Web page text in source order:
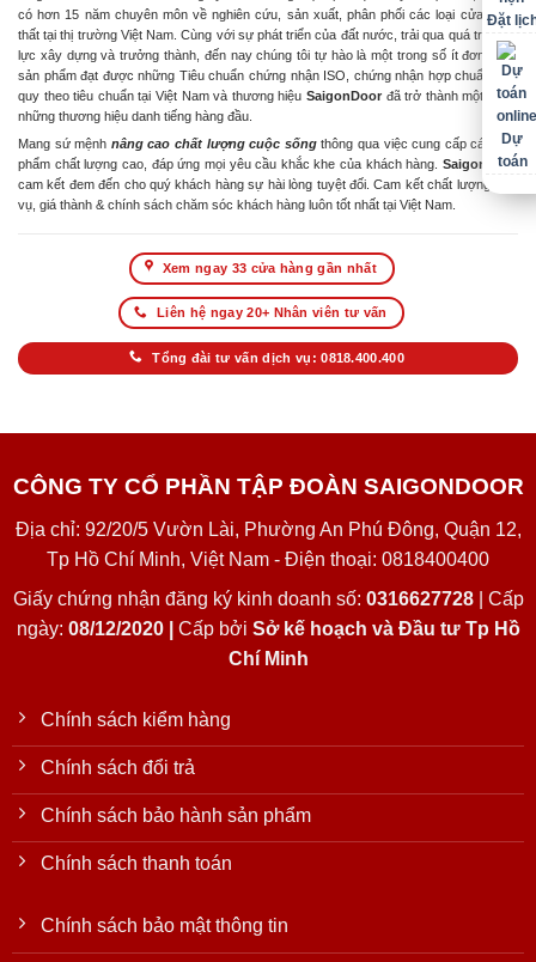
có hơn 15 năm chuyên môn về nghiên cứu, sản xuất, phân phối các loại cửa & nội
thất tại thị trường Việt Nam. Cùng với sự phát triển của đất nước, trải qua quá trình nỗ
lực xây dựng và trưởng thành, đến nay chúng tôi tự hào là một trong số ít đơn vị có
sản phẩm đạt được những Tiêu chuẩn chứng nhận ISO, chứng nhận hợp chuẩn hợp
quy theo tiêu chuẩn tại Việt Nam và thương hiệu SaigonDoor đã trở thành một trong
những thương hiệu danh tiếng hàng đầu.
Mang sứ mệnh nâng cao chất lượng cuộc sốngthông qua việc cung cấp các sản
phẩm chất lượng cao, đáp ứng mọi yêu cầu khắc khe của khách hàng. SaigonDoor
cam kết đem đến cho quý khách hàng sự hài lòng tuyệt đối. Cam kết chất lượng dịch
vụ, giá thành & chính sách chăm sóc khách hàng luôn tốt nhất tại Việt Nam.
Xem ngay 33 cửa hàng gần nhất
Liên hệ ngay 20+ Nhân viên tư vấn
Tổng đài tư vấn dịch vụ: 0818.400.400
CÔNG TY CỔ PHẦN TẬP ĐOÀN SAIGONDOOR
Địa chỉ: 92/20/5 Vườn Lài, Phường An Phú Đông, Quận 12,
Tp Hồ Chí Minh, Việt Nam - Điện thoại: 0818400400
Giấy chứng nhận đăng ký kinh doanh số: 0316627728| Cấp
ngày: 08/12/2020 | Cấp bởi Sở kế hoạch và Đầu tư Tp Hồ
Chí Minh
Chính sách kiểm hàng
Chính sách đổi trả
Chính sách bảo hành sản phẩm
Chính sách thanh toán
Chính sách bảo mật thông tin
Đặt
Dự
toán